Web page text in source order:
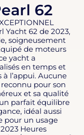
62
Yacht 62 de 2023,
soigneusement
de moteurs
yacht a
en temps et
l’appui. Aucune
pour son
et sa qualité
parfait équilibre
idéal aussi
pour un usage
Heures